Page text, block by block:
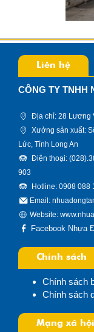
Liên hệ
CÔNG TY TNHH
Địa chỉ: 28 Lương
Xưởng sản xuất:
Lức, Tỉnh Long An
Điện thoại:
903
Hotline: 0908 088
Email:
Website:
Facebook Nhựa
Chính sách
Chính sách
Chính sách
Mạng xã hội